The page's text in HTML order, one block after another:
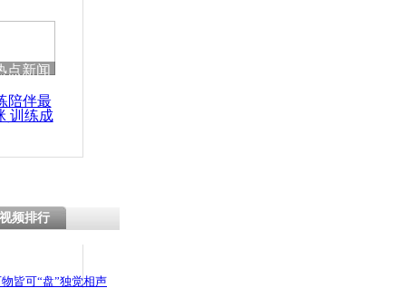
点新闻
陪伴最
训练成
频排行
皆可“盘”独觉相声